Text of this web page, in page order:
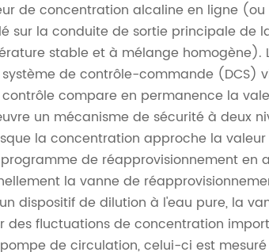
de concentration alcaline en ligne
sur la conduite de sortie principale de
stable et à mélange homogène).
de contrôle-commande (DCS)
compare en permanence la
un mécanisme de sécurité à deux
la concentration approche la
de réapprovisionnement en
la vanne de
dispositif de dilution à l'eau pure, la
des fluctuations de concentration
de circulation, celui-ci est